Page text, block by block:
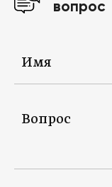
вопрос